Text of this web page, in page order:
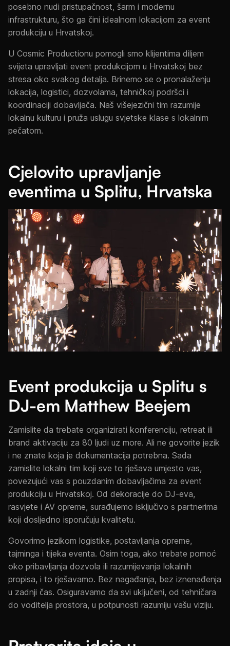
posebno nudi pristupačnost, šarm i modernu
infrastrukturu, što ga čini idealnom lokacijom za event
produkciju u Hrvatskoj.
U Cosmic Productionu pomogli smo klijentima diljem
svijeta upravljati event produkcijom u Hrvatskoj bez
stresa oko svakog detalja. Brinemo se o pronalaženju
lokacija, logistici, dozvolama, tehničkoj podršci i
koordinaciji dobavljača. Naš višejezični tim razumije
lokalnu kulturu i pruža uslugu svjetske klase s lokalnim
pečatom.
Cjelovito upravljanje
eventima u Splitu, Hrvatska
Event produkcija u Splitu s
DJ-em Matthew Beejem
Zamislite da trebate organizirati konferenciju, retreat ili
brand aktivaciju za 80 ljudi uz more. Ali ne govorite jezik
i ne znate koja je dokumentacija potrebna. Sada
zamislite lokalni tim koji sve to rješava umjesto vas,
povezujući vas s pouzdanim dobavljačima za event
produkciju u Hrvatskoj. Od dekoracije do DJ-eva,
rasvjete i AV opreme, surađujemo isključivo s partnerima
koji dosljedno isporučuju kvalitetu.
Govorimo jezikom logistike, postavljanja opreme,
tajminga i tijeka eventa. Osim toga, ako trebate pomoć
oko pribavljanja dozvola ili razumijevanja lokalnih
propisa, i to rješavamo. Bez nagađanja, bez iznenađenja
u zadnji čas. Osiguravamo da svi uključeni, od tehničara
do voditelja prostora, u potpunosti razumiju vašu viziju.